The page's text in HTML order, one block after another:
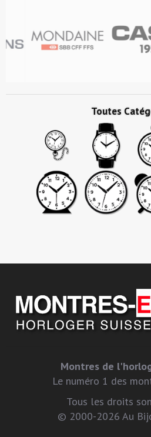
Toutes
Montres de
Le numéro 1 des
Tous les droits
© 2000-2026 Au